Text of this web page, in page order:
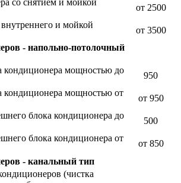
со снятием и мойкой
от 2500
и мойкой
от 3500
- напольно-потолочный
кондиционера мощностью до
950
кондиционера мощностью от
от 950
блока кондиционера до
500
блока кондиционера от
от 850
- канальный тип
(чистка